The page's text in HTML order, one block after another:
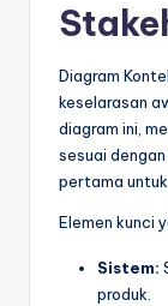
Diagram
keselarasan
diagram ini,
sesuai
pertama
Elemen kunci
Sistem:
produk.